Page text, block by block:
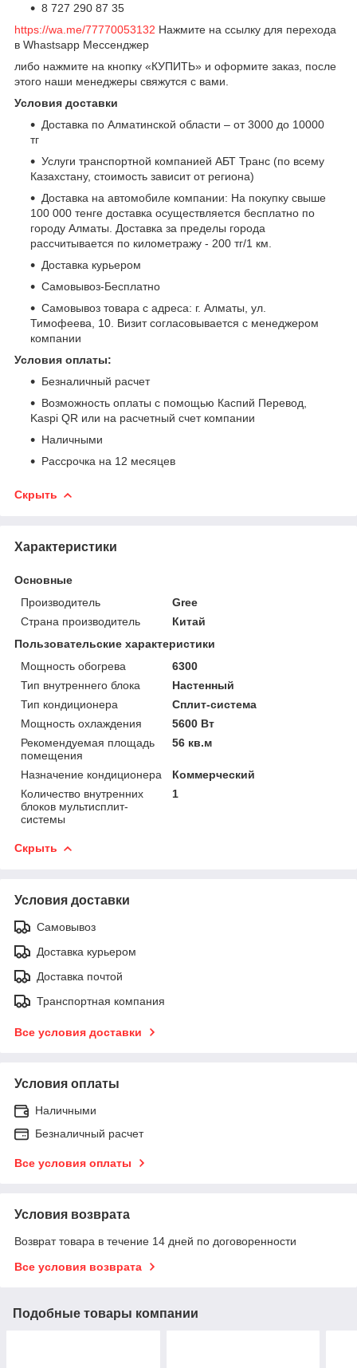
8 727 290 87 35
https://wa.me/77770053132 Нажмите на ссылку для перехода
в Whastsapp Мессенджер
либо нажмите на кнопку «КУПИТЬ» и оформите заказ, после
этого наши менеджеры свяжутся с вами.
Условия доставки
Доставка по Алматинской области – от 3000 до 10000
тг
Услуги транспортной компанией АБТ Транс (по всему
Казахстану, стоимость зависит от региона)
Доставка на автомобиле компании: На покупку свыше
100 000 тенге доставка осуществляется бесплатно по
городу Алматы. Доставка за пределы города
рассчитывается по километражу - 200 тг/1 км.
Доставка курьером
Самовывоз-Бесплатно
Самовывоз товара с адреса: г. Алматы, ул.
Тимофеева, 10. Визит согласовывается с менеджером
компании
Условия оплаты:
Безналичный расчет
Возможность оплаты с помощью Каспий Перевод,
Kaspi QR или на расчетный счет компании
Наличными
Рассрочка на 12 месяцев
Скрыть
Характеристики
Основные
Производитель
Gree
Страна производитель
Китай
Пользовательские характеристики
Мощность обогрева
6300
Тип внутреннего блока
Настенный
Тип кондиционера
Сплит-система
Мощность охлаждения
5600 Вт
Рекомендуемая площадь
помещения
56 кв.м
Назначение кондиционера
Коммерческий
Количество внутренних
блоков мультисплит-
системы
1
Скрыть
Условия доставки
Самовывоз
Доставка курьером
Доставка почтой
Транспортная компания
Все условия доставки
Условия оплаты
Наличными
Безналичный расчет
Все условия оплаты
Условия возврата
Возврат товара в течение 14 дней по договоренности
Все условия возврата
Подобные товары компании